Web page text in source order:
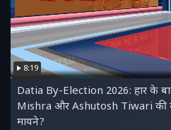
8:19
Datia By-Election 2026: हार के
Mishra और Ashutosh Tiwari की
मायने?